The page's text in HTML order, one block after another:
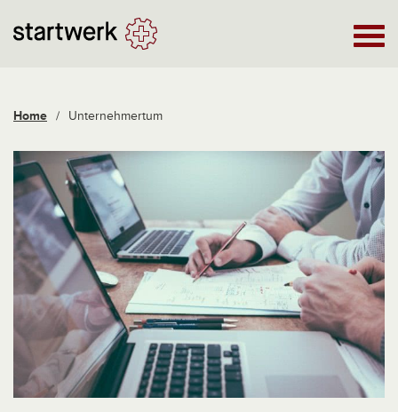
Home / Unternehmertum